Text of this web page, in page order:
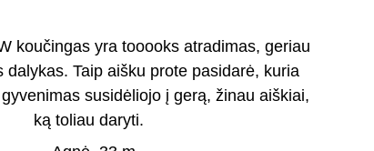
koučingas yra tooooks atradimas, geriau
dalykas. Taip aišku prote pasidarė, kuria
susidėliojo į gerą, žinau aiškiai,
ką toliau daryti.